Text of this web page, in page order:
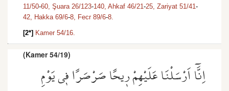
11/50-60, Şuara 26/123-140, Ahkaf 46/21-25, Zariyat 51/41-
42, Hakka 69/6-8, Fecr 89/6-8.
[2*] Kamer 54/16.
(Kamer 54/19)
اِنَّٓا اَرْسَلْنَا عَلَيْهِمْ ر۪يحًا صَرْصَرًا ف۪ي يَوْمِ